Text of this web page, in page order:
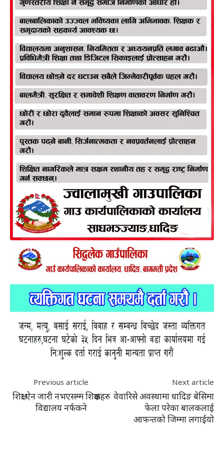
Previous article
शिक्षा ऐन जारी नभएसम्म शिक्षकहरु
विद्यालय नर्फकने
Next article
वेवारिसे अवस्थामा धादिङ बेसिमा
फेला परेका बालकलाई
आफन्तको जिम्मा लगाईयो